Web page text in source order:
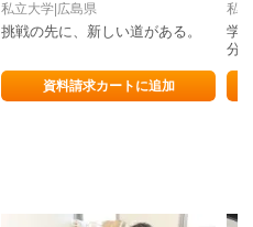
私立大学|広島県
挑戦の先に、新しい道がある。
資料請求カートに追加
私
学
分
来